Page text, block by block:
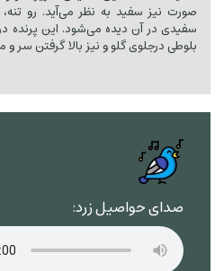
صورت نیز سفید به نظر می‌آید. رو
سفیدی در آن دیده می‌شود. این پرنده
بلوطی درجلوی گلو و نیز بالا گرفتن
صدای حواصیل زرد: